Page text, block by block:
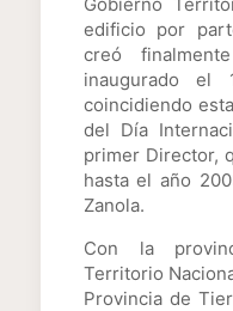
edificio por
creó
inaugurado el
coincidiendo
del Día
primer Director,
hasta el año
Zanola.
Con la
Territorio
Provincia de